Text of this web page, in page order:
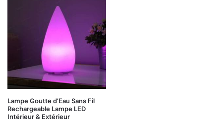
Lampe Goutte d’Eau Sans Fil
Rechargeable Lampe LED
Intérieur & Extérieur